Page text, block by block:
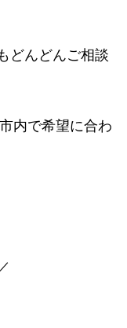
どんどんご相談
内で希望に合わ